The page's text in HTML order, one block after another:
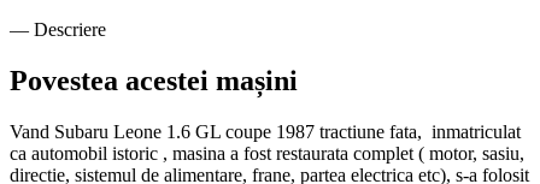
— Descriere
Povestea acestei mașini
Vand Subaru Leone 1.6 GL coupe 1987 tractiune fata, inmatriculat
ca automobil istoric , masina a fost restaurata complet ( motor, sasiu,
directie, sistemul de alimentare, frane, partea electrica etc), s-a folosit